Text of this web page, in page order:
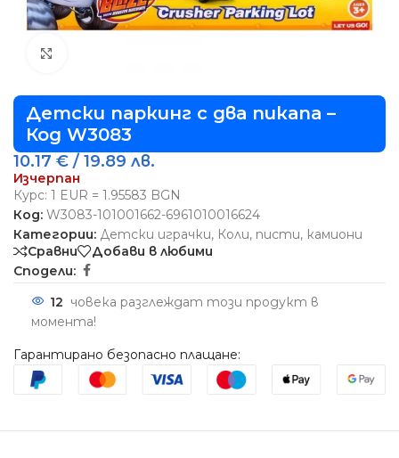
Детски паркинг с два пикапа –
Код W3083
10.17 € / 19.89 лв.
Изчерпан
Курс: 1 EUR = 1.95583 BGN
Код: W3083-101001662-6961010016624
Категории: Детски играчки, Коли, писти, камиони
Сравни
Добави в любими
Сподели:
12 човека разглеждат този продукт в
момента!
Гарантирано безопасно плащане: